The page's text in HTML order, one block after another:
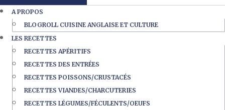
A PROPOS
BLOGROLL CUISINE ANGLAISE ET CULTURE
LES RECETTES
RECETTES APÉRITIFS
RECETTES DES ENTRÉES
RECETTES POISSONS/CRUSTACÉS
RECETTES VIANDES/CHARCUTERIES
RECETTES LÉGUMES/FÉCULENTS/OEUFS